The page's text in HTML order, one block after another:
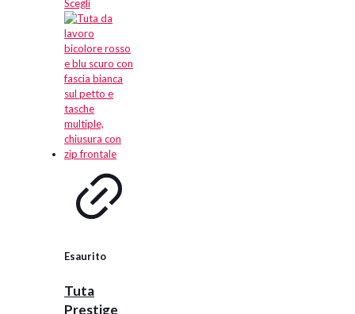
Scegli
prodotto
ha
più
varianti.
Le
opzioni
possono
essere
scelte
nella
del
prodotto
Esaurito
Tuta
Prestige